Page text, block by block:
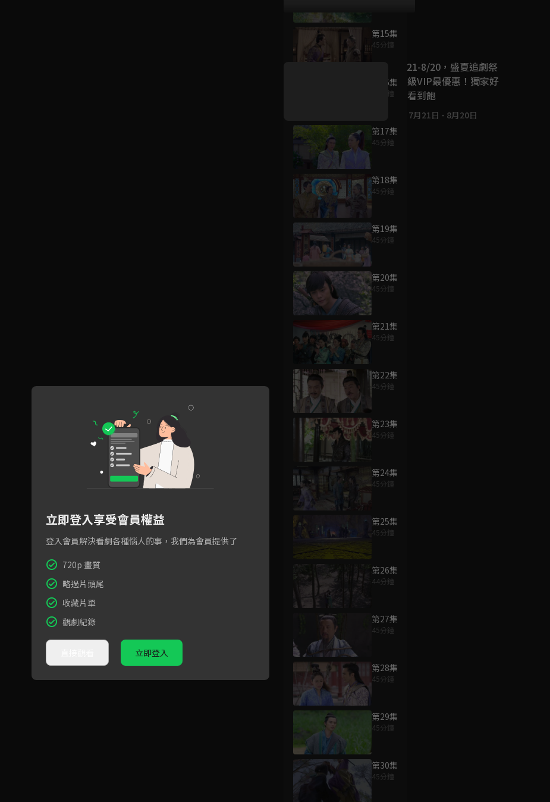
第15集
45分鐘
第16集
45分鐘
第17集
45分鐘
第18集
45分鐘
第19集
45分鐘
第20集
45分鐘
第21集
45分鐘
第22集
45分鐘
第23集
45分鐘
第24集
45分鐘
第25集
45分鐘
第26集
44分鐘
第27集
45分鐘
第28集
45分鐘
第29集
45分鐘
第30集
45分鐘
好康資訊
7/21-8/20，盛夏追劇祭
升級VIP最優惠！獨家好
戲看到飽
7月21日 - 8月20日
立即登入享受會員權益
登入會員解決看劇各種惱人的事，我們為會員提供了
720p 畫質
略過片頭尾
收藏片單
觀劇紀錄
立即登入